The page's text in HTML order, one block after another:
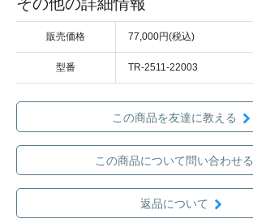
販売価格 77,000円(税込)
型番 TR-2511-22003
この商品を友達に教える
この商品について問い合わせる
返品について